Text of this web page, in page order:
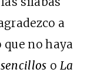
a
que no haya
o La